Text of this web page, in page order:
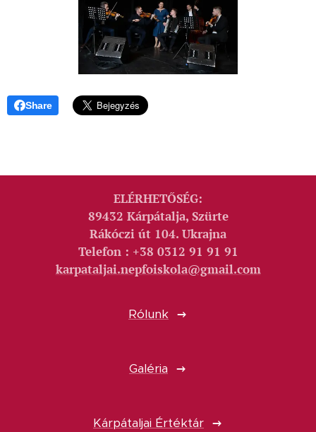
Share
ELÉRHETŐSÉG:
89432 Kárpátalja, Szürte
Rákóczi út 104. Ukrajna
Telefon : +38 0312 91 91 91
karpataljai.nepfoiskola@gmail.com
Rólunk
Galéria
Kárpátaljai Értéktár